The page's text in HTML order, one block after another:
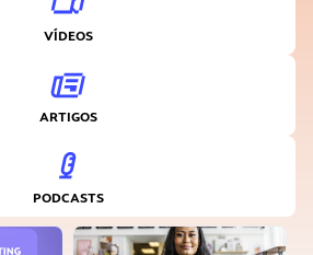
VÍDEOS
ARTIGOS
PODCASTS